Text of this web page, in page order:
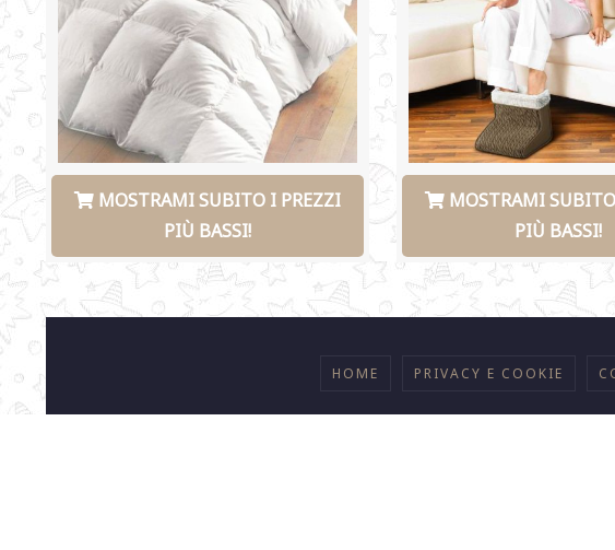
MOSTRAMI SUBITO I PREZZI
PIÙ BASSI!
MOSTRAMI
PIÙ BASSI!
HOME PRIVACY E COOKIE